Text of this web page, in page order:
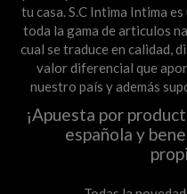
tu casa. S.C Intima Intima
toda la gama de articulos
cual se traduce en calidad,
valor diferencial que
nuestro país y además
¡Apuesta por
española y